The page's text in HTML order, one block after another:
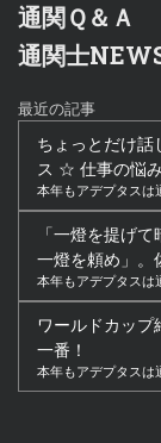
通関Ｑ＆Ａ
通関士
最近の記事
ちょっとだけ話
ス ☆ 仕事の悩
本年もアデプタスは
「一燈を提げ
一燈を頼め」。
本年もアデプタスは
ワールドカッ
一番！
本年もアデプタスは